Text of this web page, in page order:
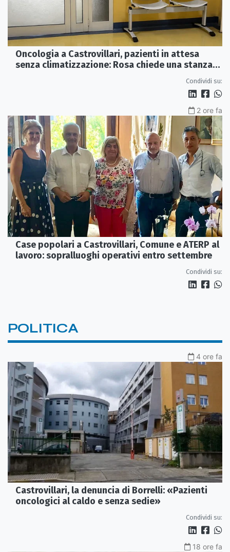
Oncologia a Castrovillari, pazienti in attesa
senza climatizzazione: Rosa chiede una stanza
Condividi su:
2 ore fa
Case popolari a Castrovillari, Comune e ATERP al
lavoro: sopralluoghi operativi entro settembre
Condividi su:
POLITICA
4 ore fa
Castrovillari, la denuncia di Borrelli: «Pazienti
oncologici al caldo e senza sedie»
Condividi su:
18 ore fa